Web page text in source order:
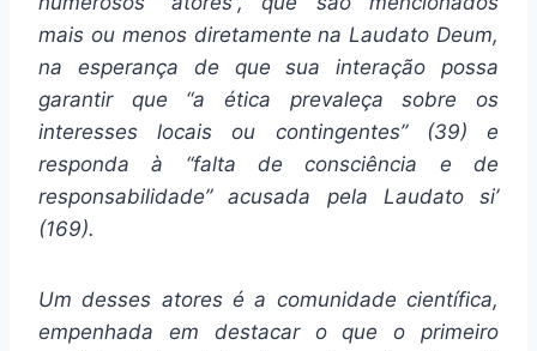
mais ou menos diretamente na Laudato Deum,
na esperança de que sua interação possa
garantir que “a ética prevaleça sobre os
interesses locais ou contingentes” (39) e
responda à “falta de consciência e de
responsabilidade” acusada pela Laudato si’
(169).
Um desses atores é a comunidade científica,
empenhada em destacar o que o primeiro